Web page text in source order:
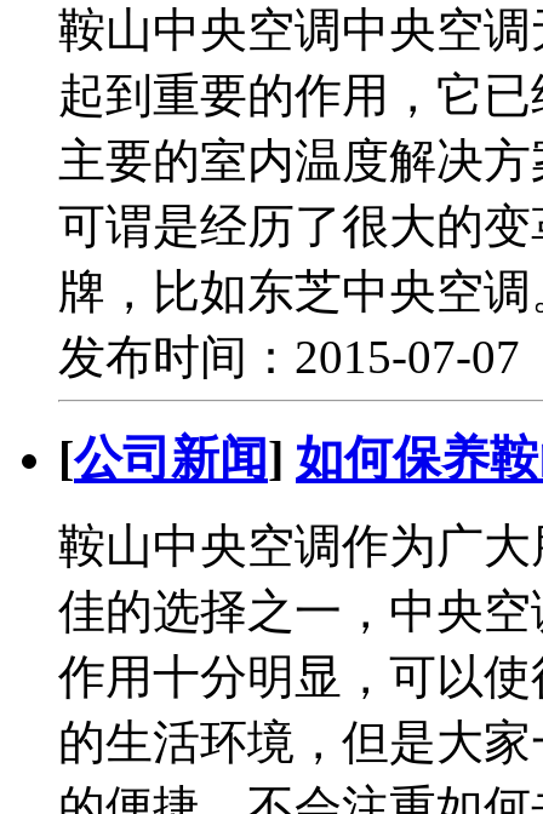
鞍山中央空调中央空
起到重要的作用，它
主要的室内温度解决
可谓是经历了很大的
牌，比如东芝中央空
发布时间：2015-07-
[公司新闻] 如何保养
鞍山中央空调作为广
佳的选择之一，中央
作用十分明显，可以
的生活环境，但是大